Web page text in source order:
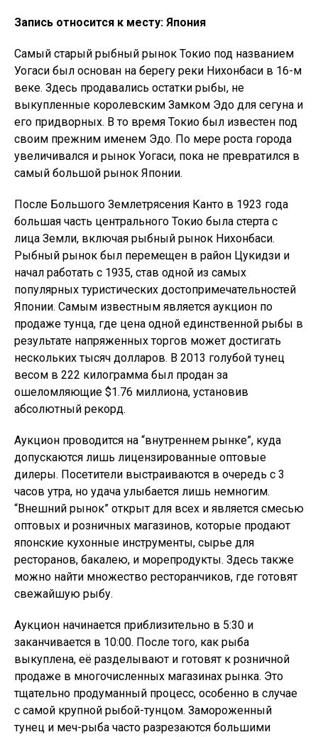
Запись относится к месту: Япония
Самый старый рыбный рынок Токио под названием
Уогаси был основан на берегу реки Нихонбаси в 16-м
веке. Здесь продавались остатки рыбы, не
выкупленные королевским Замком Эдо для сегуна и
его придворных. В то время Токио был известен под
своим прежним именем Эдо. По мере роста города
увеличивался и рынок Уогаси, пока не превратился в
самый большой рынок Японии.
После Большого Землетрясения Канто в 1923 года
большая часть центрального Токио была стерта с
лица Земли, включая рыбный рынок Нихонбаси.
Рыбный рынок был перемещен в район Цукидзи и
начал работать с 1935, став одной из самых
популярных туристических достопримечательностей
Японии. Самым известным является аукцион по
продаже тунца, где цена одной единственной рыбы в
результате напряженных торгов может достигать
нескольких тысяч долларов. В 2013 голубой тунец
весом в 222 килограмма был продан за
ошеломляющие $1.76 миллиона, установив
абсолютный рекорд.
Аукцион проводится на “внутреннем рынке”, куда
допускаются лишь лицензированные оптовые
дилеры. Посетители выстраиваются в очередь с 3
часов утра, но удача улыбается лишь немногим.
“Внешний рынок” открыт для всех и является смесью
оптовых и розничных магазинов, которые продают
японские кухонные инструменты, сырье для
ресторанов, бакалею, и морепродукты. Здесь также
можно найти множество ресторанчиков, где готовят
свежайшую рыбу.
Аукцион начинается приблизительно в 5:30 и
заканчивается в 10:00. После того, как рыба
выкуплена, её разделывают и готовят к розничной
продаже в многочисленных магазинах рынка. Это
тщательно продуманный процесс, особенно в случае
с самой крупной рыбой-тунцом. Замороженный
тунец и меч-рыба часто разрезаются большими